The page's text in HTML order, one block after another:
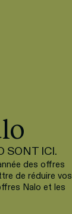
SONT ICI.
des offres
de réduire vos
Nalo et les